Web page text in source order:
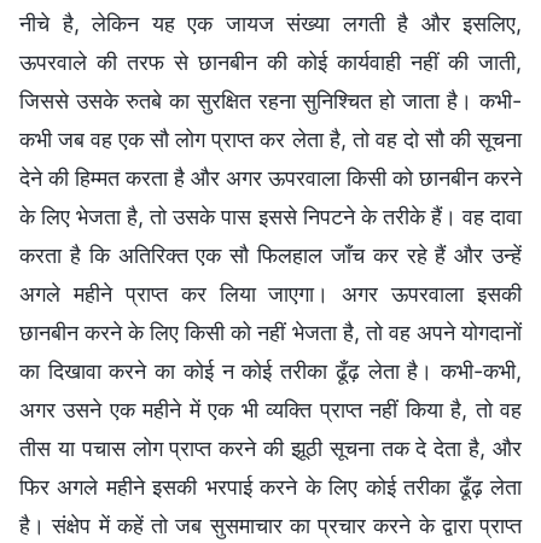
नीचे है, लेकिन यह एक जायज संख्या लगती है और इसलिए,
ऊपरवाले की तरफ से छानबीन की कोई कार्यवाही नहीं की जाती,
जिससे उसके रुतबे का सुरक्षित रहना सुनिश्चित हो जाता है। कभी-
कभी जब वह एक सौ लोग प्राप्त कर लेता है, तो वह दो सौ की सूचना
देने की हिम्मत करता है और अगर ऊपरवाला किसी को छानबीन करने
के लिए भेजता है, तो उसके पास इससे निपटने के तरीके हैं। वह दावा
करता है कि अतिरिक्त एक सौ फिलहाल जाँच कर रहे हैं और उन्हें
अगले महीने प्राप्त कर लिया जाएगा। अगर ऊपरवाला इसकी
छानबीन करने के लिए किसी को नहीं भेजता है, तो वह अपने योगदानों
का दिखावा करने का कोई न कोई तरीका ढूँढ़ लेता है। कभी-कभी,
अगर उसने एक महीने में एक भी व्यक्ति प्राप्त नहीं किया है, तो वह
तीस या पचास लोग प्राप्त करने की झूठी सूचना तक दे देता है, और
फिर अगले महीने इसकी भरपाई करने के लिए कोई तरीका ढूँढ़ लेता
है। संक्षेप में कहें तो जब सुसमाचार का प्रचार करने के द्वारा प्राप्त